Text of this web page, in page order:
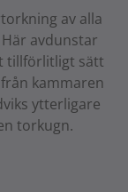
av alla
avdunstar
tillförlitligt sätt
kammaren
ytterligare
torkugn.